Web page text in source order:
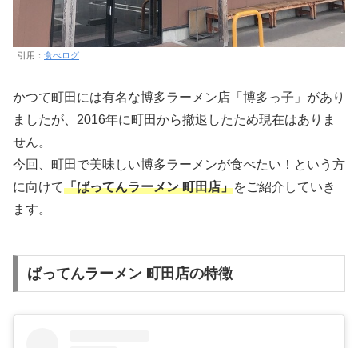
引用： 食べログ
かつて町田には有名な博多ラーメン店「博多っ子」があり
ましたが、2016年に町田から撤退したため現在はありま
せん。
今回、町田で美味しい博多ラーメンが食べたい！という方
に向けて「ばってんラーメン 町田店」をご紹介していき
ます。
ばってんラーメン 町田店の特徴